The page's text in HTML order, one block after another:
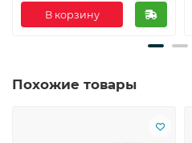
В корзину
Похожие товары